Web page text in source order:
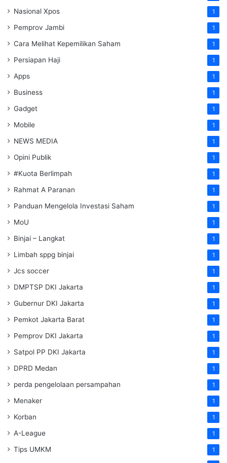
Nasional Xpos 1
Pemprov Jambi 1
Cara Melihat Kepemilikan Saham 1
Persiapan Haji 1
Apps 1
Business 1
Gadget 1
Mobile 1
NEWS MEDIA 1
Opini Publik 1
#Kuota Berlimpah 1
Rahmat A Paranan 1
Panduan Mengelola Investasi Saham 1
MoU 1
Binjai – Langkat 1
Limbah sppg binjai 1
Jcs soccer 1
DMPTSP DKI Jakarta 1
Gubernur DKI Jakarta 1
Pemkot Jakarta Barat 1
Pemprov DKI Jakarta 1
Satpol PP DKI Jakarta 1
DPRD Medan 1
perda pengelolaan persampahan 1
Menaker 1
Korban 1
A-League 1
Tips UMKM 1